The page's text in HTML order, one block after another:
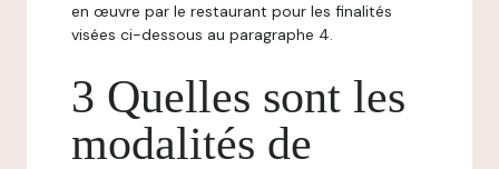
en œuvre par le restaurant pour les finalités
visées ci-dessous au paragraphe 4.
3 Quelles sont les
modalités de